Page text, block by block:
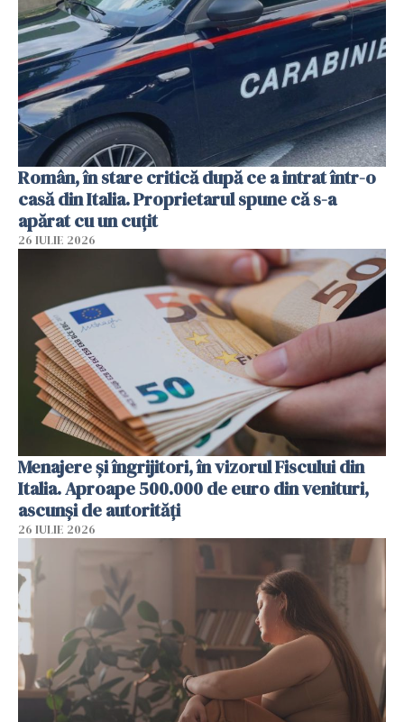
Român, în stare critică după ce a intrat într-o
casă din Italia. Proprietarul spune că s-a
apărat cu un cuțit
26 IULIE 2026
Menajere și îngrijitori, în vizorul Fiscului din
Italia. Aproape 500.000 de euro din venituri,
ascunși de autorități
26 IULIE 2026